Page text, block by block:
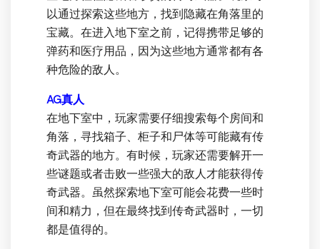
以通过探索这些地方，找到隐藏在角落里的
宝藏。在进入地下室之前，记得携带足够的
弹药和医疗用品，因为这些地方通常都有各
种危险的敌人。
AG真人
在地下室中，玩家需要仔细搜索每个房间和
角落，寻找箱子、柜子和尸体等可能藏有传
奇武器的地方。有时候，玩家还需要解开一
些谜题或者击败一些强大的敌人才能获得传
奇武器。虽然探索地下室可能会花费一些时
间和精力，但在最终找到传奇武器时，一切
都是值得的。